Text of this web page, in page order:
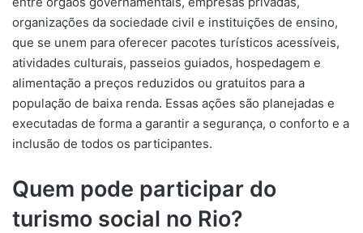
organizações da sociedade civil e instituições de ensino,
que se unem para oferecer pacotes turísticos acessíveis,
atividades culturais, passeios guiados, hospedagem e
alimentação a preços reduzidos ou gratuitos para a
população de baixa renda. Essas ações são planejadas e
executadas de forma a garantir a segurança, o conforto e a
inclusão de todos os participantes.
Quem pode participar do
turismo social no Rio?